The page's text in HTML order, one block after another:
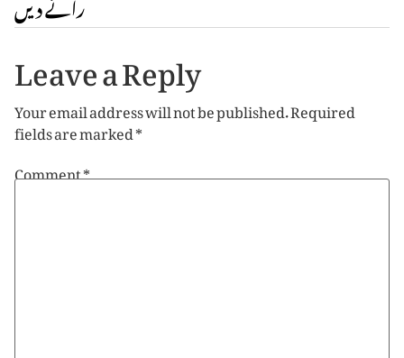
Leave a Reply
Your email address will not be published.Required
fields are marked*
Comment*